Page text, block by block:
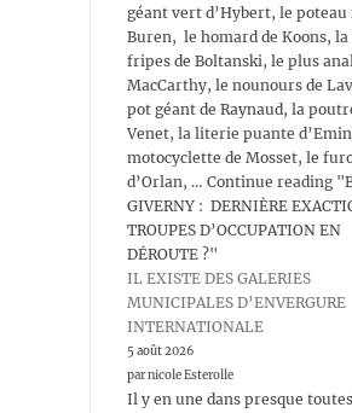
géant vert d’Hybert, le poteau
Buren, le homard de Koons, la
fripes de Boltanski, le plus
MacCarthy, le nounours de
pot géant de Raynaud, la
Venet, la literie puante
motocyclette de Mosset, le
d’Orlan, … Continue reading
GIVERNY : DERNIÈRE
TROUPES D’OCCUPATION EN
DÉROUTE ?"
IL EXISTE DES GALERIES
MUNICIPALES D’ENVERGURE
INTERNATIONALE
5 août 2026
par nicole Esterolle
Il y en une dans presque